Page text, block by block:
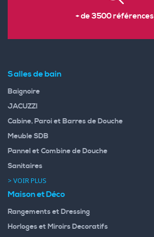
+ de 3500 références
Salles de bain
Baignoire
JACUZZI
Cabine, Paroi et Barres de Douche
Meuble SDB
Pannel et Combine de Douche
Sanitaires
> VOIR PLUS
Maison et Déco
Rangements et Dressing
Horloges et Miroirs Decoratifs